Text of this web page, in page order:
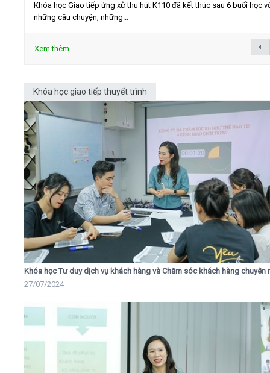
Khóa học Giao tiếp ứng xử thu hút K110 đã kết thúc sau 6 buổi học
những câu chuyện, những...
Xem thêm
Khóa học giao tiếp thuyết trình
Khóa học Tư duy dịch vụ khách hàng và Chăm sóc khách hàng chuyên
27/07/2024